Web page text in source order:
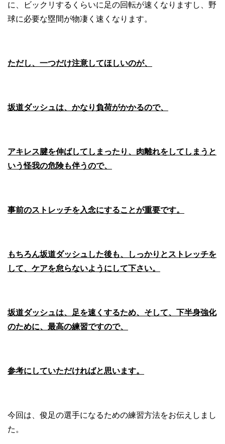
に、ビックリするくらいに足の回転が速くなりますし、野
球に必要な塁間が物凄く速くなります。
ただし、一つだけ注意してほしいのが、
坂道ダッシュは、かなり負荷がかかるので、
アキレス腱を伸ばしてしまったり、肉離れをしてしまうと
いう怪我の危険も伴うので、
事前のストレッチを入念にすることが重要です。
もちろん坂道ダッシュした後も、しっかりとストレッチを
して、ケアを怠らないようにして下さい。
坂道ダッシュは、足を速くするため、そして、下半身強化
のために、最高の練習ですので、
参考にしていただければと思います。
今回は、俊足の選手になるための練習方法をお伝えしまし
た。